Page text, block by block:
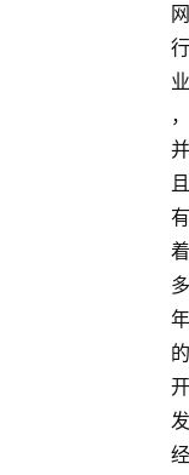
网
行
业
，
并
且
有
着
多
年
的
开
发
经